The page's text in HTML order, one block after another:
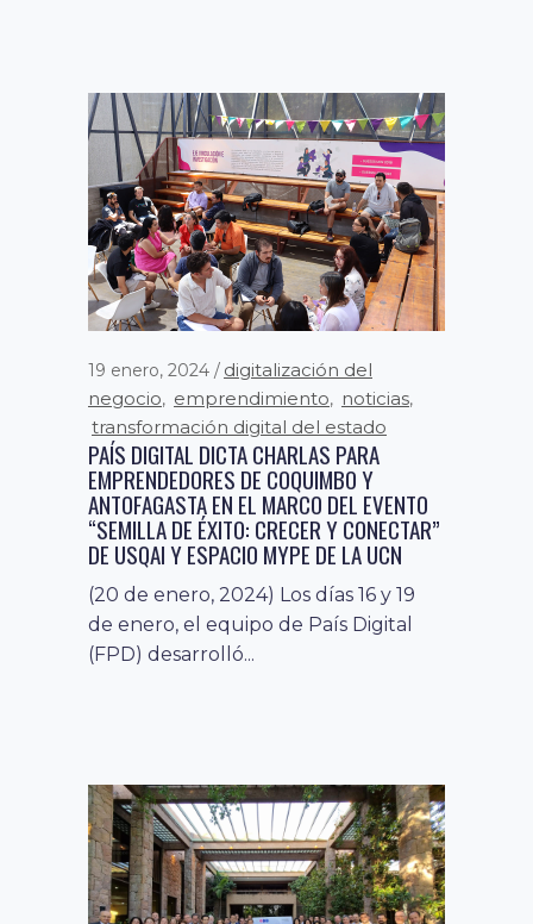
19 enero, 2024
digitalización del
negocio, emprendimiento, noticias,
transformación digital del estado
PAÍS DIGITAL DICTA CHARLAS PARA
EMPRENDEDORES DE COQUIMBO Y
ANTOFAGASTA EN EL MARCO DEL EVENTO
“SEMILLA DE ÉXITO: CRECER Y CONECTAR”
DE USQAI Y ESPACIO MYPE DE LA UCN
(20 de enero, 2024) Los días 16 y 19
de enero, el equipo de País Digital
(FPD) desarrolló...